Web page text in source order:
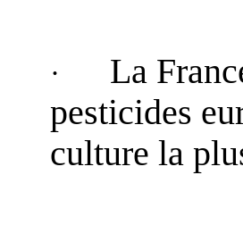
·
La
pesticides
culture la